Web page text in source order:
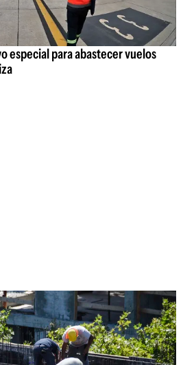
especial para abastecer vuelos